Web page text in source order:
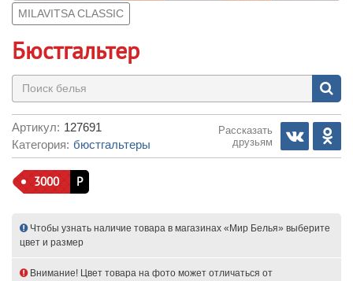
MILAVITSA CLASSIC
Бюстгальтер
Артикул: 127691
Категория: бюстгальтеры
Рассказать
друзьям
3000 Р
Чтобы узнать наличие товара в магазинах «Мир Белья» выберите
цвет и размер
Внимание! Цвет товара на фото может отличаться от